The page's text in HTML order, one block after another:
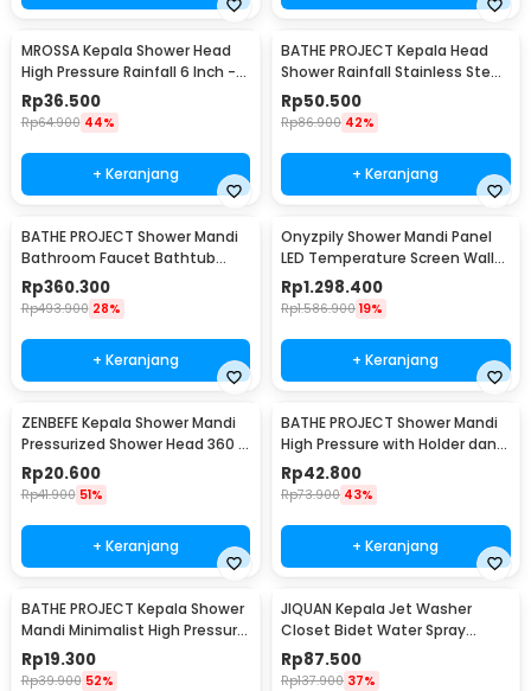
MROSSA Kepala Shower Head
High Pressure Rainfall 6 Inch -
30LYH
Rp36.500
Rp64.900 44%
+ Keranjang
BATHE PROJECT Kepala Head
Shower Rainfall Stainless Steel
Square 8Inch - 201
Rp50.500
Rp86.900 42%
+ Keranjang
BATHE PROJECT Shower Mandi
Bathroom Faucet Bathtub
Mixer 3 Way - B002
Rp360.300
Rp493.900 28%
+ Keranjang
Onyzpily Shower Mandi Panel
LED Temperature Screen Wall
Mounted - 8006
Rp1.298.400
Rp1.586.900 19%
+ Keranjang
ZENBEFE Kepala Shower Mandi
Pressurized Shower Head 360 -
ZE360
Rp20.600
Rp41.900 51%
+ Keranjang
BATHE PROJECT Shower Mandi
High Pressure with Holder dan
Selang - K003
Rp42.800
Rp73.900 43%
+ Keranjang
BATHE PROJECT Kepala Shower
Mandi Minimalist High Pressure
5 Mode - K003
Rp19.300
Rp39.900 52%
JIQUAN Kepala Jet Washer
Closet Bidet Water Spray
Stainless Steel - T103
Rp87.500
Rp137.900 37%